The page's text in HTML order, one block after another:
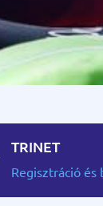
TRINET
Regisztráció és